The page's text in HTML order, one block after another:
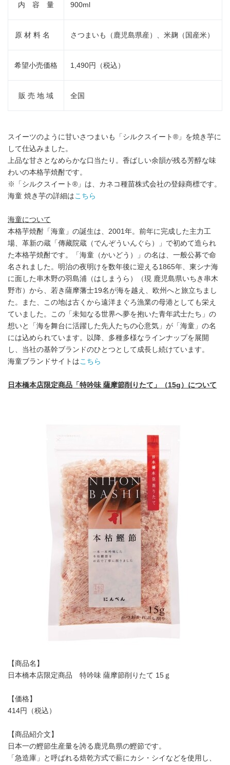
内 容 量 900ml
原 材 料 名 さつまいも（鹿児島県産）、米麹（国産米）
希望小売価格 1,490円（税込）
販 売 地 域 全国
スイーツのように甘いさつまいも「シルクスイート®」を焼き芋に
して仕込みました。
上品な甘さとなめらかな口当たり。香ばしい余韻が残る芳醇な味
わいの本格芋焼酎です。
※「シルクスイート®」は、カネコ種苗株式会社の登録商標です。
海童 焼き芋の詳細はこちら
海童について
本格芋焼酎「海童」の誕生は、2001年。前年に完成した主力工
場、革新の蔵「傳藏院蔵（でんぞういんぐら）」で初めて造られ
た本格芋焼酎です。「海童（かいどう）」の名は、一般公募で命
名されました。明治の夜明けを数年後に迎える1865年、東シナ海
に面した串木野の羽島浦（はしまうら）（現 鹿児島県いちき串木
野市）から、若き薩摩藩士19名が海を越え、欧州へと旅立ちまし
た。また、この地は古くから遠洋まぐろ漁業の母港としても栄え
ていました。この「未知なる世界へ夢を抱いた青年武士たち」の
想いと「海を舞台に活躍した先人たちの心意気」が「海童」の名
には込められています。以降、多種多様なラインナップを展開
し、当社の基幹ブランドのひとつとして成長し続けています。
海童ブランドサイトはこちら
日本橋本店限定商品「特吟味 薩摩節削りたて」（15g ）について
【商品名】
日本橋本店限定商品 特吟味 薩摩節削りたて 15ｇ
【価格】
414円（税込）
【商品紹介文】
日本一の鰹節生産量を誇る鹿児島県の鰹節です。
「急造庫」と呼ばれる焙乾方式で薪にカシ・シイなどを使用し、